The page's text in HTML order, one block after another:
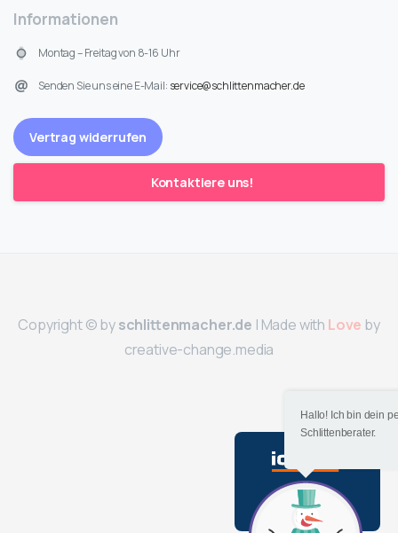
Informationen
Montag – Freitag von 8-16 Uhr
Senden Sie uns eine E-Mail: service@schlittenmacher.de
Vertrag widerrufen
Kontaktiere uns!
Copyright © byschlittenmacher.de | Made with Love by
creative-change.media
Hallo! Ich bin dein
Schlittenberater.